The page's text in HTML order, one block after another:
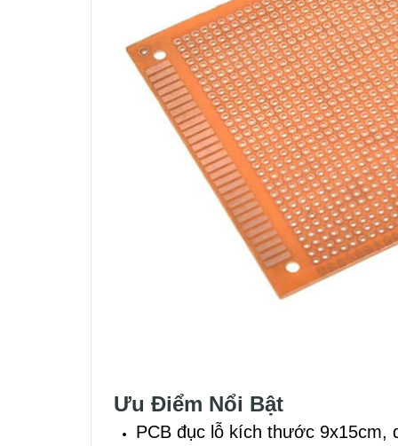
Ưu Điểm Nổi Bật
PCB đục lỗ kích thước 9x15cm,